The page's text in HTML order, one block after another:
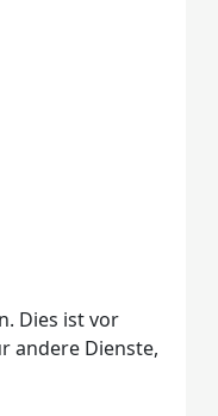
Dies ist vor
andere Dienste,